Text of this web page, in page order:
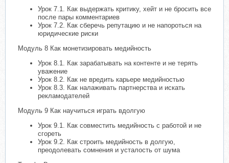
Урок 7.1. Как выдержать критику, хейт и не бросить все
после пары комментариев
Урок 7.2. Как сберечь репутацию и не напороться на
юридические риски
Модуль 8 Как монетизировать медийность
Урок 8.1. Как зарабатывать на контенте и не терять
уважение
Урок 8.2. Как не вредить карьере медийностью
Урок 8.3. Как налаживать партнерства и искать
рекламодателей
Модуль 9 Как научиться играть вдолгую
Урок 9.1. Как совместить медийность с работой и не
сгореть
Урок 9.2. Как строить медийность в долгую,
преодолевать сомнения и усталость от шума